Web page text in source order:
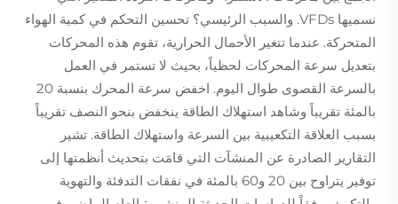
نسميها VFDs. والسبب الرئيسي؟ تحسين التحكم في كمية الهواء
المتحركة. عندما تتغير الأحمال الحرارية، تقوم هذه المحركات
بتعديل سرعة المحركات لحظياً، بحيث لا تستمر في العمل
بالسرعة القصوى طوال اليوم. اخفض سرعة المحرك بنسبة 20
بالمئة تقريباً وشاهد استهلاك الطاقة ينخفض بنحو النصف تقريباً
بسبب العلاقة التكعيبية بين السرعة واستهلاك الطاقة. تشير
التقارير الصادرة عن المنشآت التي قامَت بتحديث أنظمتها إلى
توفير يتراوح بين 20 و60 بالمئة في نفقات التدفئة والتهوية